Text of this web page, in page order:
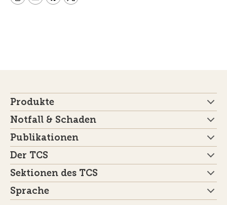
Produkte
Notfall & Schaden
Publikationen
Der TCS
Sektionen des TCS
Sprache